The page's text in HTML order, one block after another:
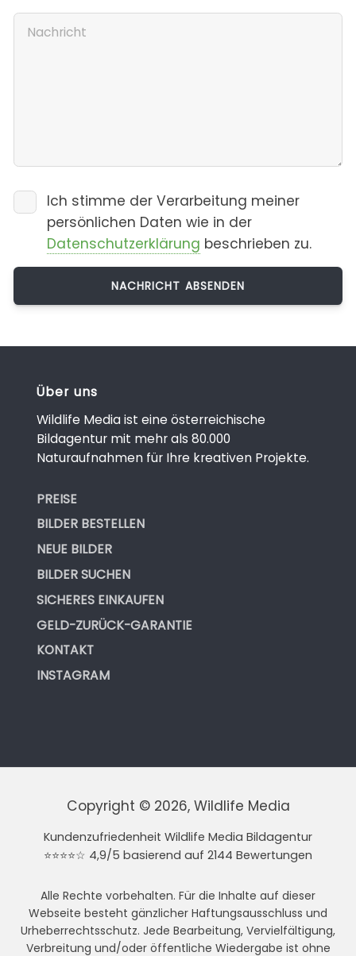
Ich stimme der Verarbeitung meiner
persönlichen Daten wie in der
Datenschutzerklärung beschrieben zu.
Über uns
Wildlife Media ist eine österreichische
Bildagentur mit mehr als 80.000
Naturaufnahmen für Ihre kreativen Projekte.
PREISE
BILDER BESTELLEN
NEUE BILDER
BILDER SUCHEN
SICHERES EINKAUFEN
GELD-ZURÜCK-GARANTIE
KONTAKT
INSTAGRAM
Copyright © 2026, Wildlife Media
Kundenzufriedenheit Wildlife Media Bildagentur
⭐⭐⭐⭐☆ 4,9/5 basierend auf 2144 Bewertungen
Alle Rechte vorbehalten. Für die Inhalte auf dieser
Webseite besteht gänzlicher Haftungsausschluss und
Urheberrechtsschutz. Jede Bearbeitung, Vervielfältigung,
Verbreitung und/oder öffentliche Wiedergabe ist ohne